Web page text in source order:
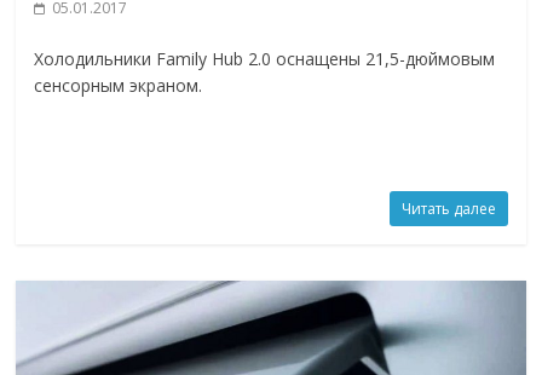
05.01.2017
Холодильники Family Hub 2.0 оснащены 21,5-дюймовым
сенсорным экраном.
Читать далее